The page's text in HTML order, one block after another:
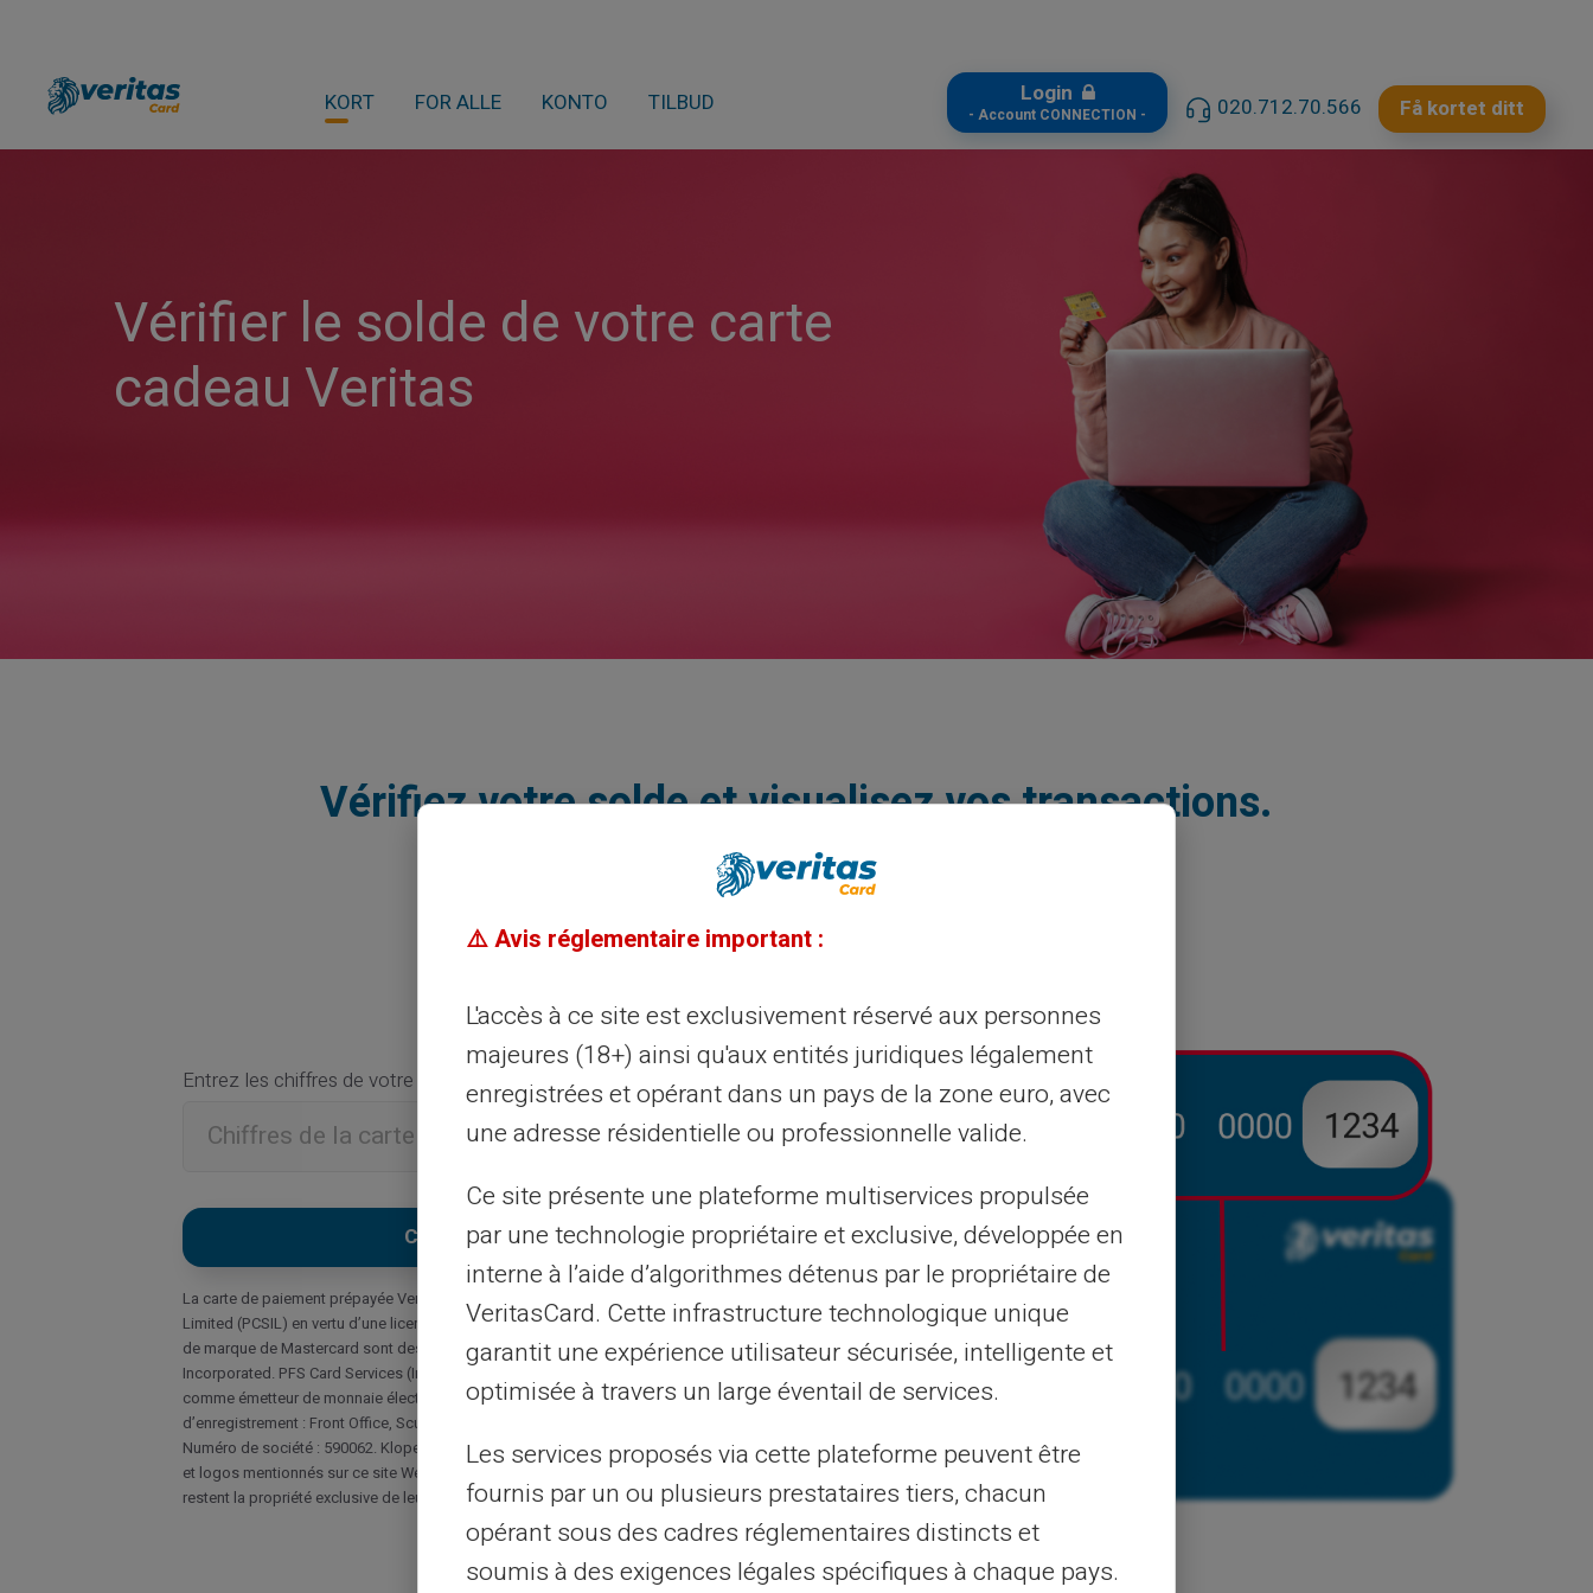
KORT FOR ALLE KONTO TILBUD Login
- Account CONNECTION - 020.712.70.566 Få kortet ditt
Vérifier le solde de votre carte
cadeau Veritas
Vérifiez votre solde et visualisez vos transactions.
Entrez les 16 chiffres de votre carte cardeau.
Entrez les chiffres de votre carte cadeau
La carte de paiement prépayée Veritas Mastercard est émise par PFS Card Services (Ireland)
Limited (PCSIL) en vertu d’une licence de Mastercard International. Mastercard et l’emblème
de marque de Mastercard sont des marques déposées de Mastercard International
Incorporated. PFS Card Services (Ireland) Limited est régulé par la Banque centrale d’Irlande
comme émetteur de monnaie électronique sous le numéro de licence C175999. Adresse
d’enregistrement : Front Office, Scurlockstown Business Park, Trim, Co. Meath, C15 K2R9.
Numéro de société : 590062. Klopercom 2010 – CARD VERITAS © Toutes les autres marques
et logos mentionnés sur ce site Web sont utilisés à des fins d’identification uniquement et
restent la propriété exclusive de leurs propriétaires respectifs.
⚠️ Avis réglementaire important :
L'accès à ce site est exclusivement réservé aux personnes
majeures (18+) ainsi qu'aux entités juridiques légalement
enregistrées et opérant dans un pays de la zone euro, avec
une adresse résidentielle ou professionnelle valide.
Ce site présente une plateforme multiservices propulsée
par une technologie propriétaire et exclusive, développée en
interne à l’aide d’algorithmes détenus par le propriétaire de
VeritasCard. Cette infrastructure technologique unique
garantit une expérience utilisateur sécurisée, intelligente et
optimisée à travers un large éventail de services.
Les services proposés via cette plateforme peuvent être
fournis par un ou plusieurs prestataires tiers, chacun
opérant sous des cadres réglementaires distincts et
soumis à des exigences légales spécifiques à chaque pays.